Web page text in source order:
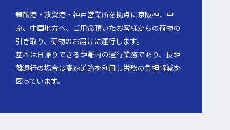
舞鶴港・敦賀港・神戸営業所を拠点に京阪神、中
京、中国地方へ、ご用命頂いたお客様からの荷物の
引き取り、荷物のお届けに運行します。
基本は日帰りできる距離内の運行業務であり、長距
離運行の場合は高速道路を利用し労務の負担軽減を
図っています。